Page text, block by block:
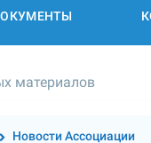
материалов
Новости Ассоциации